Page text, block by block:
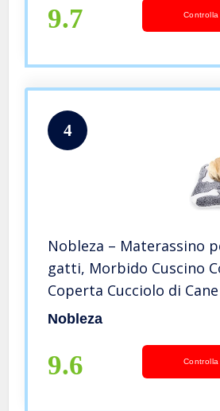
Grigio
9.7 Controlla
4
Nobleza – Materassino
gatti, Morbido Cuscino
Coperta Cucciolo di
Caldo e Morbido, Soffice
Morbido 100 × 75 cm
Nobleza
9.6 Controlla